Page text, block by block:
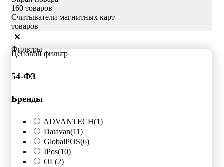
160 товаров
Считыватели магнитных карт
товаров
Фильтры
Ценовой фильтр
54-ФЗ
Бренды
ADVANTECH(1)
Datavan(11)
GlobalPOS(6)
IPos(10)
OL(2)